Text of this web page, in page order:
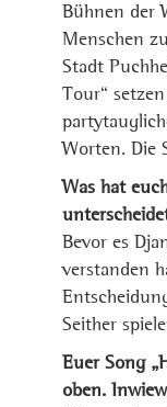
Bühnen der
Menschen
Stadt
Tour“
Worten. Die
Was hat
Bevor es
verstanden
Seither
Euer Song
oben.